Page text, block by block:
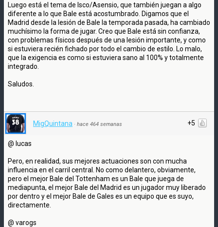
Luego está el tema de Isco/Asensio, que también juegan a algo
diferente a lo que Bale está acostumbrado. Digamos que el
Madrid desde la lesión de Bale la temporada pasada, ha cambiado
muchísimo la forma de jugar. Creo que Bale está sin confianza,
con problemas físicos después de una lesión importante, y como
si estuviera recién fichado por todo el cambio de estilo. Lo malo,
que la exigencia es como si estuviera sano al 100% y totalmente
integrado.
Saludos.
+5
MigQuintana · hace 464 semanas
@ lucas
Pero, en realidad, sus mejores actuaciones son con mucha
influencia en el carril central. No como delantero, obviamente,
pero el mejor Bale del Tottenham es un Bale que juega de
mediapunta, el mejor Bale del Madrid es un jugador muy liberado
por dentro y el mejor Bale de Gales es un equipo que es suyo,
directamente.
@ varogs